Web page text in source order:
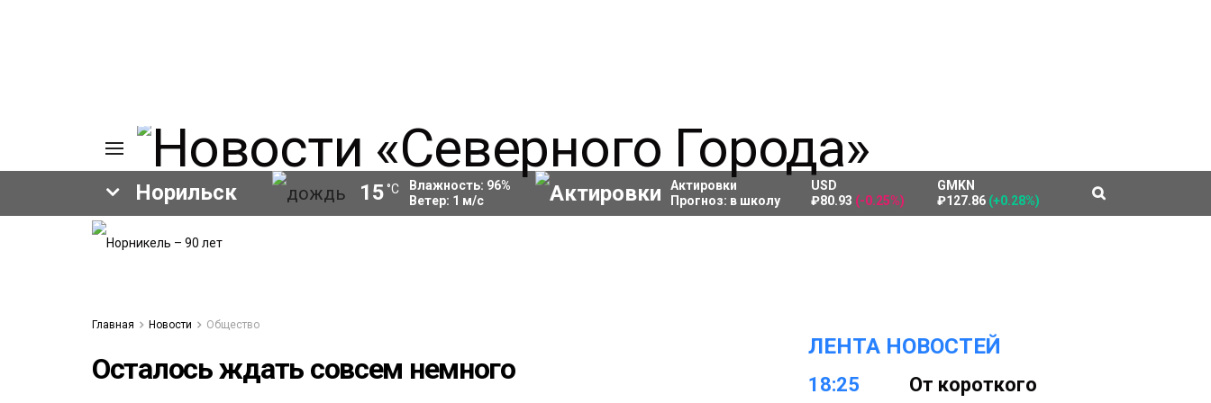
Норильск 15 °C Влажность: 96%
Ветер: 1 м/с
Актировки
Прогноз: в школу
USD
₽80.93 (-0.25%)
GMKN
₽127.86 (+0.28%)
Главная Новости Общество
Осталось ждать совсем немного
ЛЕНТА НОВОСТЕЙ
18:25
От короткого